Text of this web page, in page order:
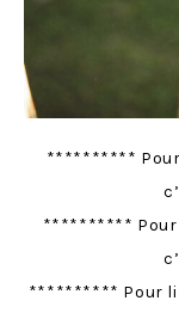
********** Pour
********** Pour
********** Pour